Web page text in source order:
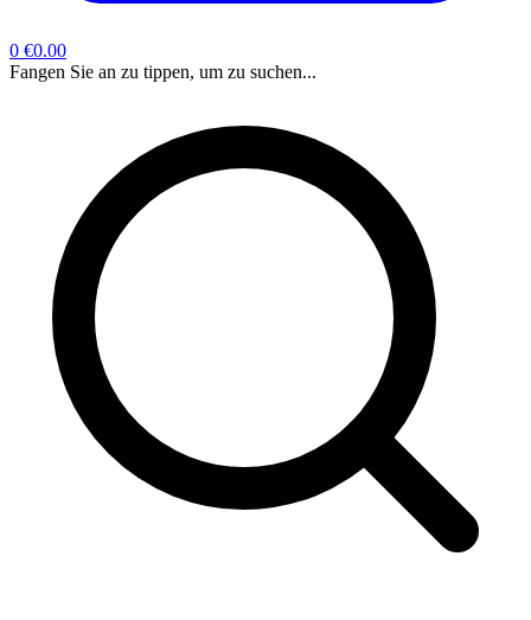
0 €0.00
Fangen Sie an zu tippen, um zu suchen...